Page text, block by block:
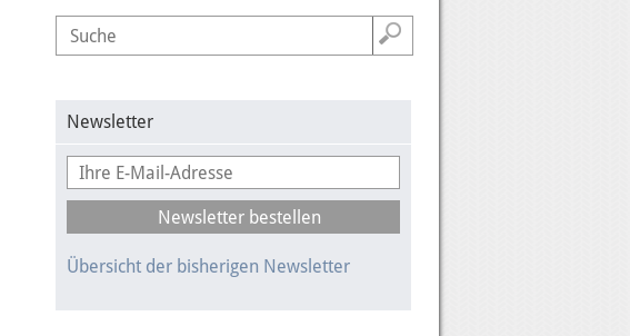
Newsletter
Übersicht der bisherigen Newsletter